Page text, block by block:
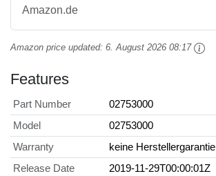
Amazon.de
Amazon price updated: 6. August 2026 08:17
Features
Part Number
02753000
Model
02753000
Warranty
keine Herstellergarantie
Release Date
2019-11-29T00:00:01Z